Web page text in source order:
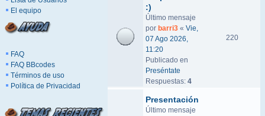
El equipo
FAQ
FAQ BBcodes
Términos de uso
Política de Privacidad
:)
Último mensaje
por barri3 « Vie,
07 Ago 2026,
11:20
Publicado en
Preséntate
Respuestas: 4
220
Presentación
Último mensaje